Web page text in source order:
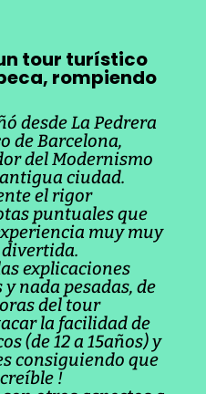
tour turístico
rompiendo
desde La Pedrera
de Barcelona,
del Modernismo
ciudad.
el rigor
puntuales que
muy muy
explicaciones
nada pesadas, de
del tour
la facilidad de
(de 12 a 15años) y
consiguiendo que
!